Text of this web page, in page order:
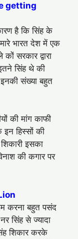
getting
है कि सिंह के
भारत देश में एक
सरकार द्वारा
सिंह थे की
संख्या बहुत
की मांग काफी
हिस्सों की
इसका
की कगार पर
करना बहुत पसंद
सिंह से ज्यादा
शिकार करके